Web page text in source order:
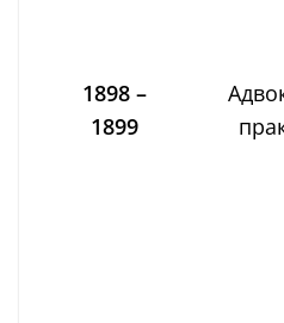
1898 –
1899